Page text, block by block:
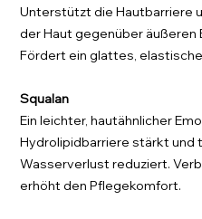
Unterstützt die Hautbarriere
der Haut gegenüber äußeren
Fördert ein glattes,
Squalan
Ein leichter, hautähnlicher
Hydrolipidbarriere stärkt und
Wasserverlust reduziert.
erhöht den Pflegekomfort.